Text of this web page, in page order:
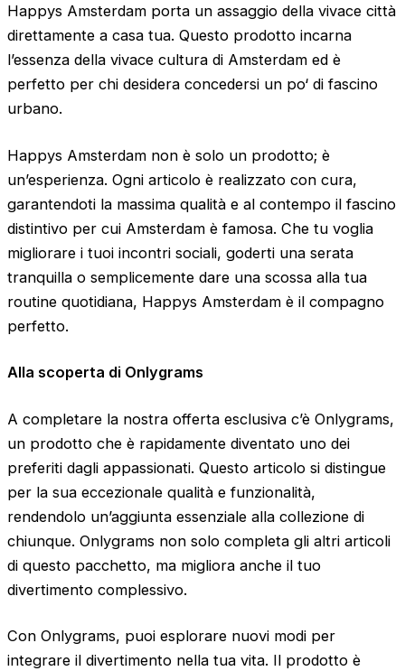
Happys Amsterdam porta un assaggio della vivace città
direttamente a casa tua. Questo prodotto incarna
l’essenza della vivace cultura di Amsterdam ed è
perfetto per chi desidera concedersi un po‘ di fascino
urbano.
Happys Amsterdam non è solo un prodotto; è
un’esperienza. Ogni articolo è realizzato con cura,
garantendoti la massima qualità e al contempo il fascino
distintivo per cui Amsterdam è famosa. Che tu voglia
migliorare i tuoi incontri sociali, goderti una serata
tranquilla o semplicemente dare una scossa alla tua
routine quotidiana, Happys Amsterdam è il compagno
perfetto.
Alla scoperta di Onlygrams
A completare la nostra offerta esclusiva c’è Onlygrams,
un prodotto che è rapidamente diventato uno dei
preferiti dagli appassionati. Questo articolo si distingue
per la sua eccezionale qualità e funzionalità,
rendendolo un’aggiunta essenziale alla collezione di
chiunque. Onlygrams non solo completa gli altri articoli
di questo pacchetto, ma migliora anche il tuo
divertimento complessivo.
Con Onlygrams, puoi esplorare nuovi modi per
integrare il divertimento nella tua vita. Il prodotto è